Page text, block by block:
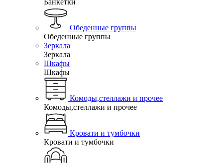
Банкетки
Обеденные группы
Обеденные группы
Зеркала
Зеркала
Шкафы
Шкафы
Комоды,стеллажи и прочее
Комоды,стеллажи и прочее
Кровати и тумбочки
Кровати и тумбочки